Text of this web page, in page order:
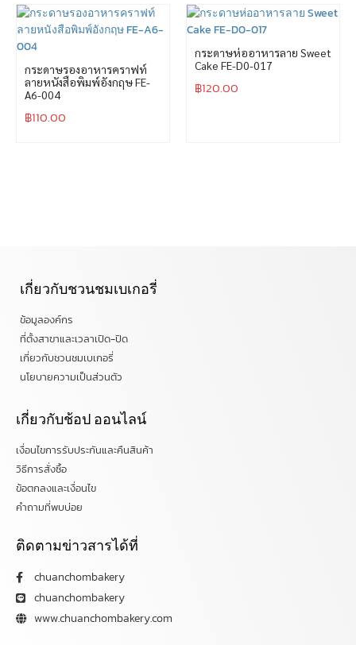
กระดาษรองอาหารคราฟท์
ลายหนังสือพิมพ์อังกฤษ FE-
A6-004
฿110.00
กระดาษห่ออาหารลาย Sweet
Cake FE-D0-017
฿120.00
เกี่ยวกับชวนชมเบเกอรี่
ข้อมูลองค์กร
ที่ตั้งสาขาและเวลาเปิด-ปิด
เกี่ยวกับชวนชมเบเกอรี่
นโยบายความเป็นส่วนตัว
เกี่ยวกับช้อป ออนไลน์
เงื่อนไขการรับประกันและคืนสินค้า
วิธีการสั่งซื้อ
ข้อตกลงและเงื่อนไข
คำถามที่พบบ่อย
ติดตามข่าวสารได้ที่
chuanchombakery
chuanchombakery
www.chuanchombakery.com